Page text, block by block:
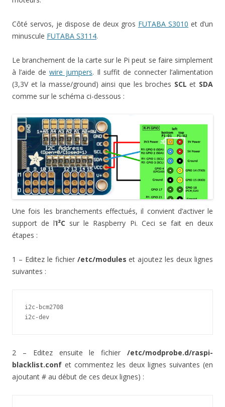
Côté servos, je dispose de deux gros FUTABA S3010 et d’un
minuscule FUTABA S3114.
Le branchement de la carte sur le Pi peut se faire simplement
à l’aide de wire jumpers. Il suffit de connecter l’alimentation
(3,3V et la masse/ground) ainsi que les broches SCL et SDA
comme sur le schéma ci-dessous :
Une fois les branchements effectués, il convient d’activer le
support de l’I²C sur le Raspberry Pi. Ceci se fait en deux
étapes :
1 – Editez le fichier /etc/modules et ajoutez les deux lignes
suivantes :
i2c-bcm2708
i2c-dev
2 – Editez ensuite le fichier /etc/modprobe.d/raspi-
blacklist.conf et commentez les deux lignes suivantes (en
ajoutant # au début de ces deux lignes) :